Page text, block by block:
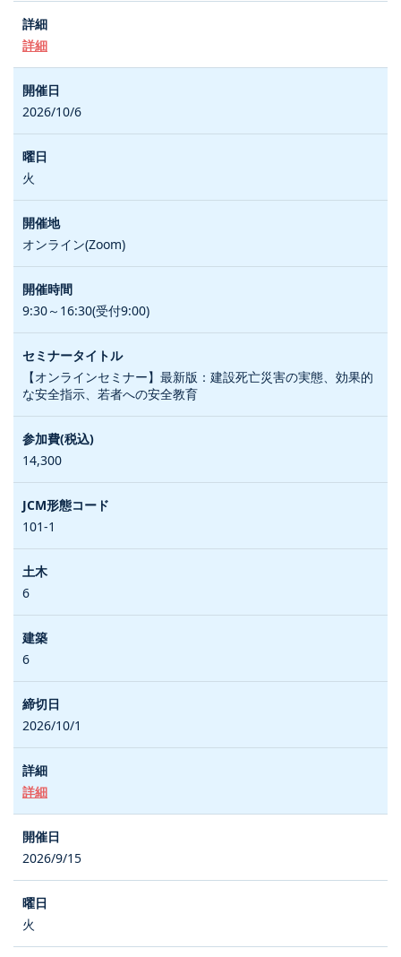
詳細
2026/10/6
火
オンライン(Zoom)
9:30～16:30(受付9:00)
【オンラインセミナー】最新版：建設死亡災害の実態、効果的
な安全指示、若者への安全教育
14,300
101-1
6
6
2026/10/1
詳細
2026/9/15
火